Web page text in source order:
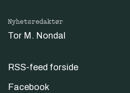
Nyhetsredaktør
Tor M. Nondal
RSS-feed forside
Facebook